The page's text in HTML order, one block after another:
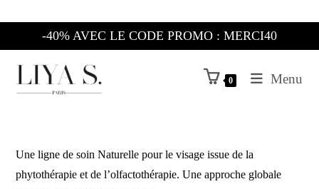
-40% AVEC LE CODE PROMO : MERCI40
0 Menu
Une ligne de soin Naturelle pour le visage issue de la
phytothérapie et de l’olfactothérapie. Une approche globale